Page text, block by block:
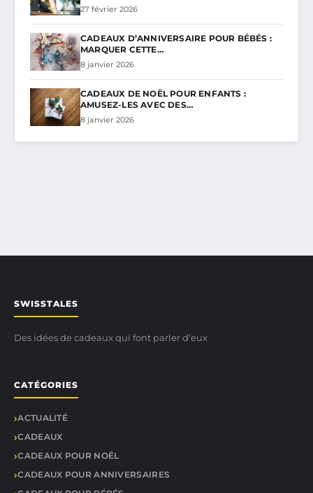
27 février 2026
CADEAUX D’ANNIVERSAIRE POUR BÉBÉS :
MARQUER CETTE…
8 janvier 2026
CADEAUX DE NOËL POUR ENFANTS :
AMUSEZ-LES AVEC DES…
8 janvier 2026
SWISSTALES
Des idées de cadeaux qui font parler d’eux
CATÉGORIES
ACTUALITÉ
CADEAUX
CADEAUX POUR NOËL
CADEAUX POUR ANNIVERSAIRES